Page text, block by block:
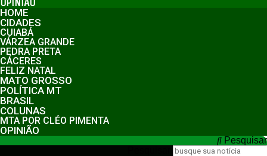
OPINIÃO
HOME
CIDADES
CUIABÁ
VÁRZEA GRANDE
PEDRA PRETA
CÁCERES
FELIZ NATAL
MATO GROSSO
POLÍTICA MT
BRASIL
COLUNAS
MTA POR CLÉO PIMENTA
OPINIÃO
Pesquisar